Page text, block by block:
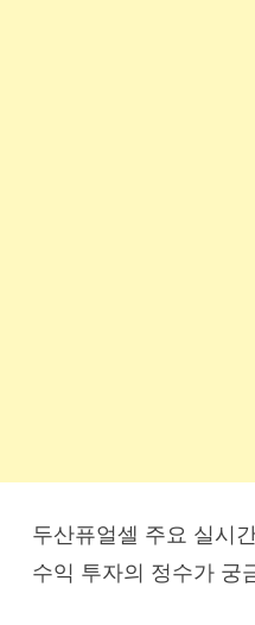
두산퓨얼셀 주요 실시
수익 투자의 정수가 궁